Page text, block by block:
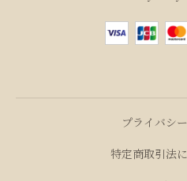
プライバシ
特定商取引法